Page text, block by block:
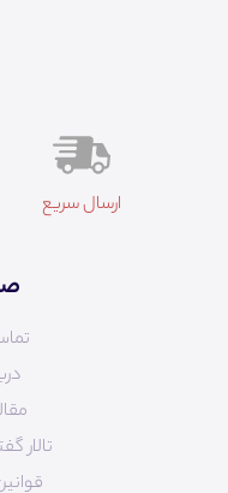
ارسال سریع
تالار